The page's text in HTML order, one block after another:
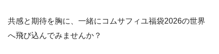
共感と期待を胸に、一緒にコムサフィユ福袋2026の世界
へ飛び込んでみませんか？